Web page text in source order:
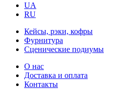
UA
RU
Кейсы, рэки, кофры
Фурнитура
Сценические подиумы
О нас
Доставка и оплата
Контакты